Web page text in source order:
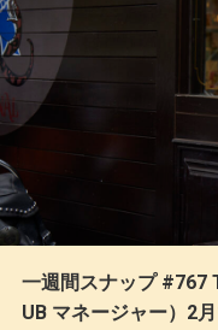
一週間スナップ #767
UB マネージャー）2